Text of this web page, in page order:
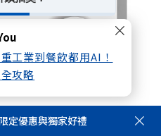
工業到餐飲都用AI！
攻略
會網絡支撐，甚至提高孤獨死
定優惠與獨家好禮